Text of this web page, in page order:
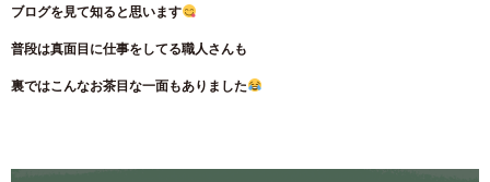
ブログを見て知ると思います
普段は真面目に仕事をしてる職人さんも
裏ではこんなお茶目な一面もありました